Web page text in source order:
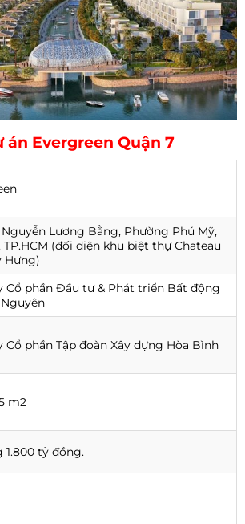
án Evergreen Quận 7
Lương Bằng, Phường Phú Mỹ,
TP.HCM (đối diện khu biệt thự Chateau
Hưng)
Cổ phần Đầu tư & Phát triển Bất động
Cổ phần Tập đoàn Xây dựng Hòa Bình
m2
1.800 tỷ đồng.